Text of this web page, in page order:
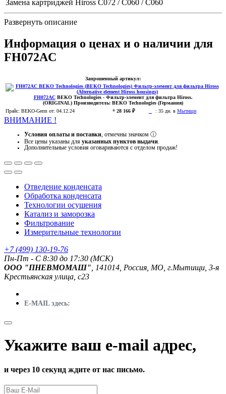
Замена картриджей Hiross C072 / C060 / C060
Развернуть описание
Информация о ценах и о наличии для
FH072AC
Запрошенный артикул:
FH072AC BEKO Technologies - Фильтр-элемент для фильтра Hiross.
(ORIGINAL) Производитель: BEKO Technologies (Германия)
Прайс: BEKO-Germ от: 04.12.24 * 28 166 ₽ : 35 дн. в Мытищи
ВНИМАНИЕ !
Условия оплаты и поставки , отмечны значком ⓘ
Все цены указаны для указанных пунктов выдачи
Дополнительные условия оговариваются с отделом продаж!
Отведение конденсата
Обработка конденсата
Технологии осушения
Катализ и заморозка
Фильтрование
Измерительные технологии
+7 (499) 130-19-76
Пн-Пт - C 8:30 до 17:30 (МСК)
ООО "ПНЕВМОМАШ" , 141014, Россия, МО, г.Мытищи, 3-я
Крестьянская улица, с23
E-MAIL здесь:
Укажите ваш e-mail адрес,
и через 10 секунд ждите от нас письмо.